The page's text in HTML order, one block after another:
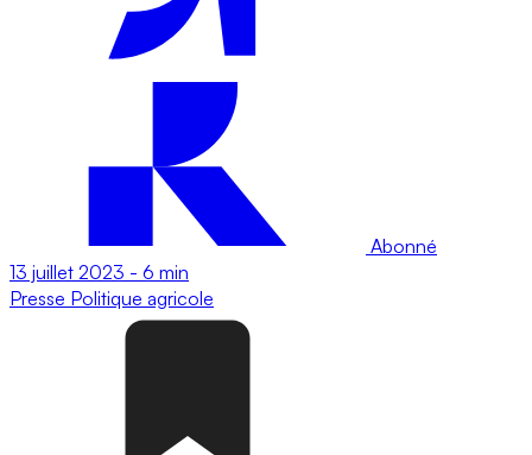
Abonné
13 juillet 2023 - 6 min
Presse Politique agricole